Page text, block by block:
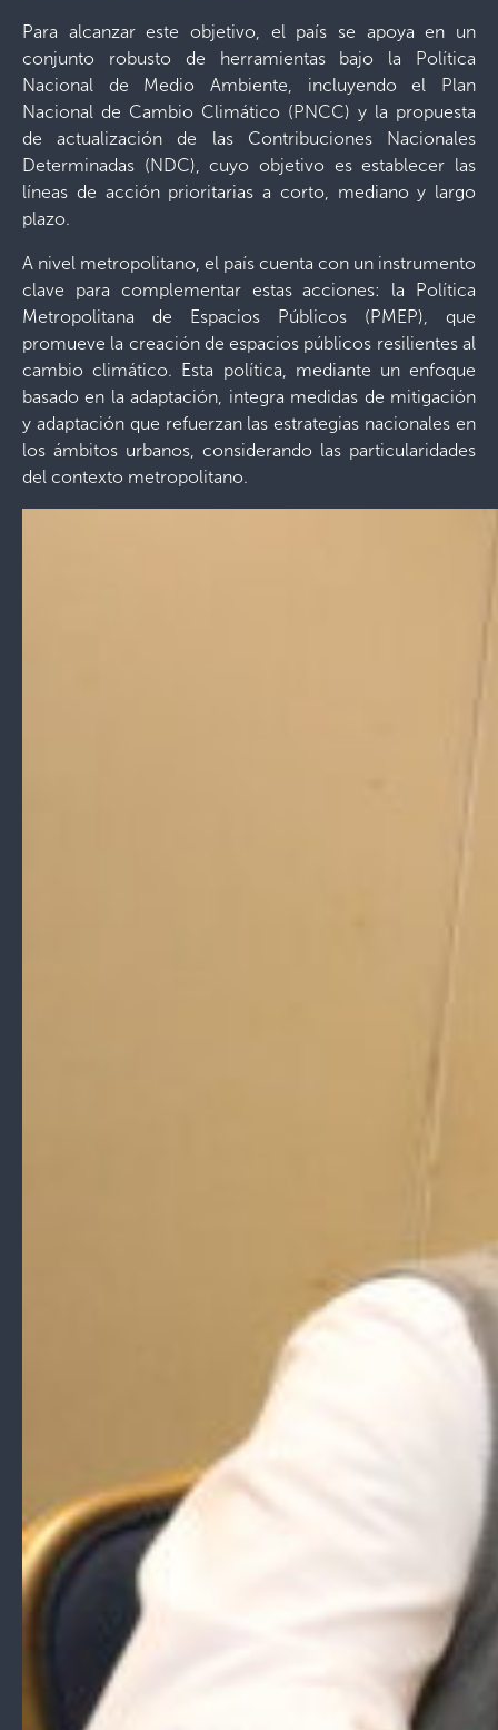
Para alcanzar este objetivo, el país se apoya en un
conjunto robusto de herramientas bajo la Política
Nacional de Medio Ambiente, incluyendo el Plan
Nacional de Cambio Climático (PNCC) y la propuesta
de actualización de las Contribuciones Nacionales
Determinadas (NDC), cuyo objetivo es establecer las
líneas de acción prioritarias a corto, mediano y largo
plazo.
A nivel metropolitano, el país cuenta con un instrumento
clave para complementar estas acciones: la Política
Metropolitana de Espacios Públicos (PMEP), que
promueve la creación de espacios públicos resilientes al
cambio climático. Esta política, mediante un enfoque
basado en la adaptación, integra medidas de mitigación
y adaptación que refuerzan las estrategias nacionales en
los ámbitos urbanos, considerando las particularidades
del contexto metropolitano.